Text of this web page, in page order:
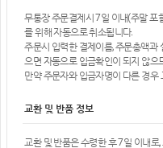
무통장 주문결제시 7일 이내(주말 포
를 위해 자동으로 취소됩니다.
주문시 입력한 결제이름, 주문총액과
으면 자동으로 입금확인이 되지 않으
만약 주문자와 입금자명이 다른 경
교환 및 반품 정보
교환 및 반품은 수령한 후 7일 이내